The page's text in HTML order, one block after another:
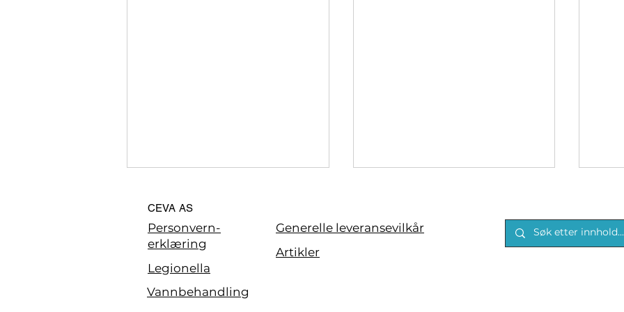
CEVA AS
Personvern-
erklæring
Generelle leveransevilkår
Artikler
Legionella
Vannbehandling